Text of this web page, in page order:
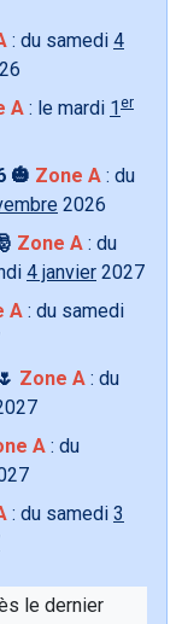
: du samedi 4
A : le mardi 1 er
🎃 Zone A : du
2026
Zone A : du
4 janvier 2027
A : du samedi
Zone A : du
A : du
: du samedi 3
le dernier